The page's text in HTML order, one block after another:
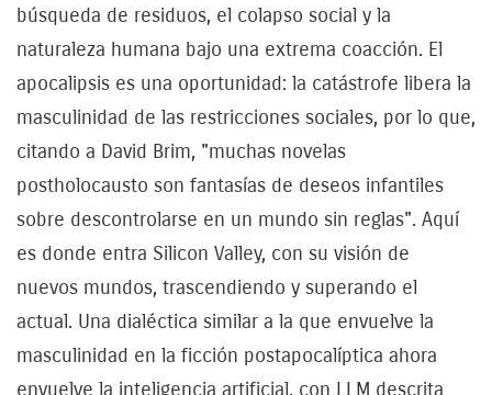
búsqueda de residuos, el colapso social y la
naturaleza humana bajo una extrema coacción. El
apocalipsis es una oportunidad: la catástrofe libera la
masculinidad de las restricciones sociales, por lo que,
citando a David Brim, "muchas novelas
postholocausto son fantasías de deseos infantiles
sobre descontrolarse en un mundo sin reglas". Aquí
es donde entra Silicon Valley, con su visión de
nuevos mundos, trascendiendo y superando el
actual. Una dialéctica similar a la que envuelve la
masculinidad en la ficción postapocalíptica ahora
envuelve la inteligencia artificial, con LLM descrita